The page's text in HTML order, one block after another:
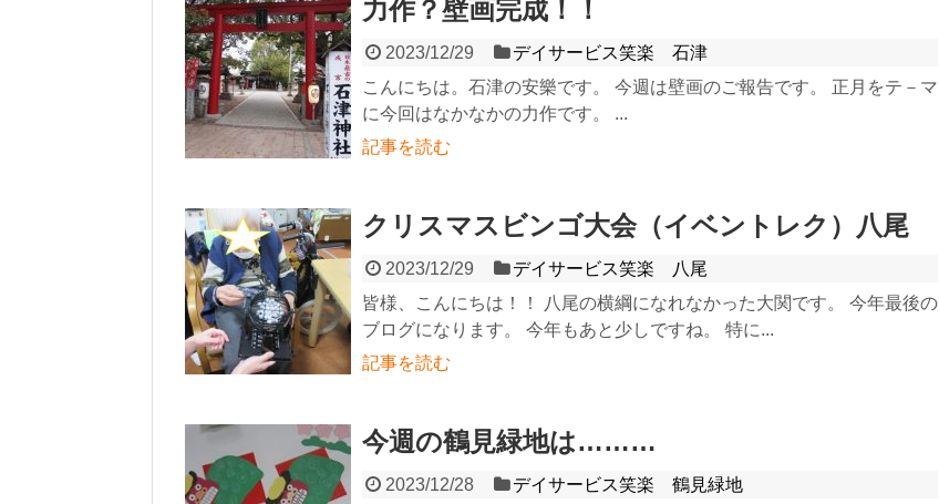
力作？壁画完成！！
2023/12/29
デイサービス笑楽 石津
こんにちは。石津の安樂です。 今週は壁画のご報告です。 正月をテ－マ
に今回はなかなかの力作です。 ...
記事を読む
クリスマスビンゴ大会（イベントレク）八尾
2023/12/29
デイサービス笑楽 八尾
皆様、こんにちは！！ 八尾の横綱になれなかった大関です。 今年最後の
ブログになります。 今年もあと少しですね。 特に...
記事を読む
今週の鶴見緑地は………
2023/12/28
デイサービス笑楽 鶴見緑地